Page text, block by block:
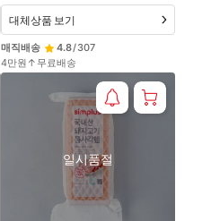
매직배송 4.8/307
4만원↑무료배송
대체상품 보기
일시품절